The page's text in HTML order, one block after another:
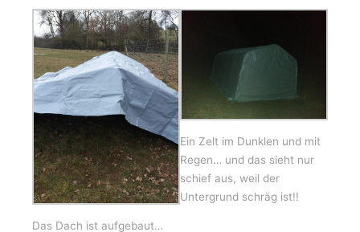
Das Dach ist aufgebaut…
Ein Zelt im Dunklen und mit
Regen… und das sieht nur
schief aus, weil der
Untergrund schräg ist!!